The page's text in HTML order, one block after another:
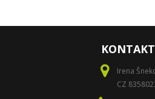
KONTAKT
Irena
CZ